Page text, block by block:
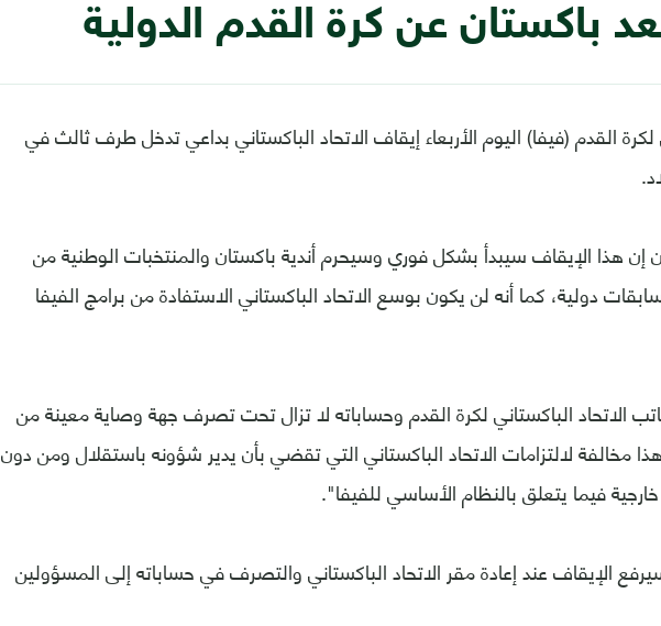
باكستان عن كرة القدم الدولية
لكرة القدم (فيفا) اليوم الأربعاء إيقاف الاتحاد الباكستاني بداعي تدخل طرف ثالث في
إن هذا الإيقاف سيبدأ بشكل فوري وسيحرم أندية باكستان والمنتخبات الوطنية من
دولية، كما أنه لن يكون بوسع الاتحاد الباكستاني الاستفادة من برامج الفيفا
الاتحاد الباكستاني لكرة القدم وحساباته لا تزال تحت تصرف جهة وصاية معينة من
مخالفة لالتزامات الاتحاد الباكستاني التي تقضي بأن يدير شؤونه باستقلال ومن دون
فيما يتعلق بالنظام الأساسي للفيفا".
الإيقاف عند إعادة مقر الاتحاد الباكستاني والتصرف في حساباته إلى المسؤولين